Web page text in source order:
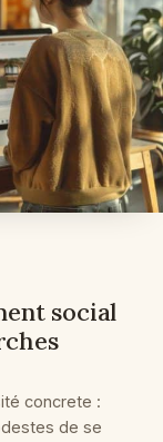
social
concrete :
de se